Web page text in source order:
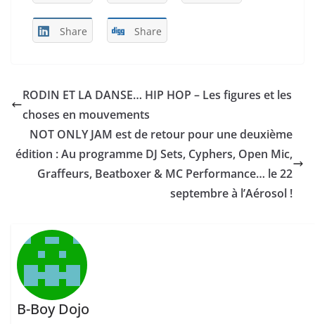
Share Share
RODIN ET LA DANSE… HIP HOP – Les figures et les
choses en mouvements
NOT ONLY JAM est de retour pour une deuxième
édition : Au programme DJ Sets, Cyphers, Open Mic,
Graffeurs, Beatboxer & MC Performance… le 22
septembre à l’Aérosol !
B-Boy Dojo